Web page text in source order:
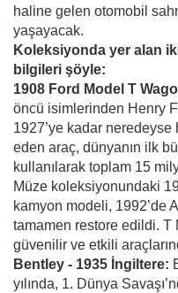
haline gelen otomobil
yaşayacak.
Koleksiyonda yer alan
bilgileri şöyle:
1908 Ford Model T
öncü isimlerinden Henry
1927’ye kadar
eden araç, dünyanın ilk
kullanılarak toplam 15
Müze koleksiyonundaki
kamyon modeli, 1992’de
tamamen restore edildi. T
güvenilir ve etkili
Bentley - 1935 İngiltere:
yılında, 1. Dünya